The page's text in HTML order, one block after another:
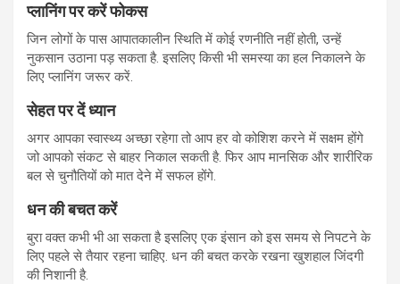
प्लानिंग पर करें फोकस
जिन लोगों के पास आपातकालीन स्थिति में कोई रणनीति नहीं होती, उन्हें
नुकसान उठाना पड़ सकता है. इसलिए किसी भी समस्या का हल निकालने के
लिए प्लानिंग जरूर करें.
सेहत पर दें ध्यान
अगर आपका स्वास्थ्य अच्छा रहेगा तो आप हर वो कोशिश करने में सक्षम होंगे
जो आपको संकट से बाहर निकाल सकती है. फिर आप मानसिक और शारीरिक
बल से चुनौतियों को मात देने में सफल होंगे.
धन की बचत करें
बुरा वक्त कभी भी आ सकता है इसलिए एक इंसान को इस समय से निपटने के
लिए पहले से तैयार रहना चाहिए. धन की बचत करके रखना खुशहाल जिंदगी
की निशानी है.